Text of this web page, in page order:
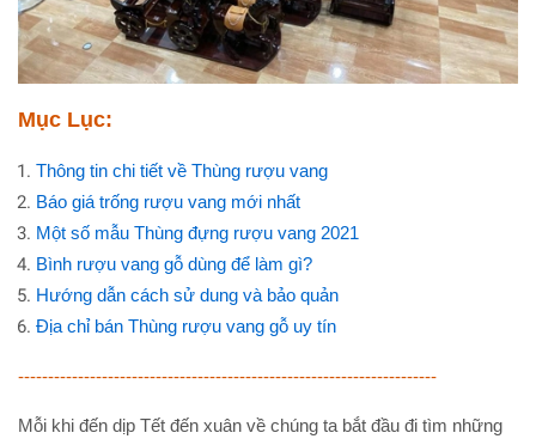
Mục Lục:
Thông tin chi tiết về Thùng rượu vang
Báo giá trống rượu vang mới nhất
Một số mẫu Thùng đựng rượu vang 2021
Bình rượu vang gỗ dùng để làm gì?
Hướng dẫn cách sử dung và bảo quản
Địa chỉ bán Thùng rượu vang gỗ uy tín
----------------------------------------------------------------------
Mỗi khi đến dịp Tết đến xuân về chúng ta bắt đầu đi tìm những